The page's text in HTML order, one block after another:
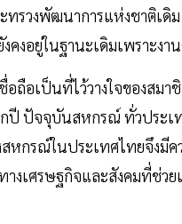
งพัฒนาการแห่งชาติเดิม
งอยู่ในฐานะเดิมเพราะง
อถือเป็นที่ไว้วางใจของส
ปี ปัจจุบันสหกรณ์ ทั่วประ
กรณ์ในประเทศไทยจึงมี
งเศรษฐกิจและสังคมที่ช่ว